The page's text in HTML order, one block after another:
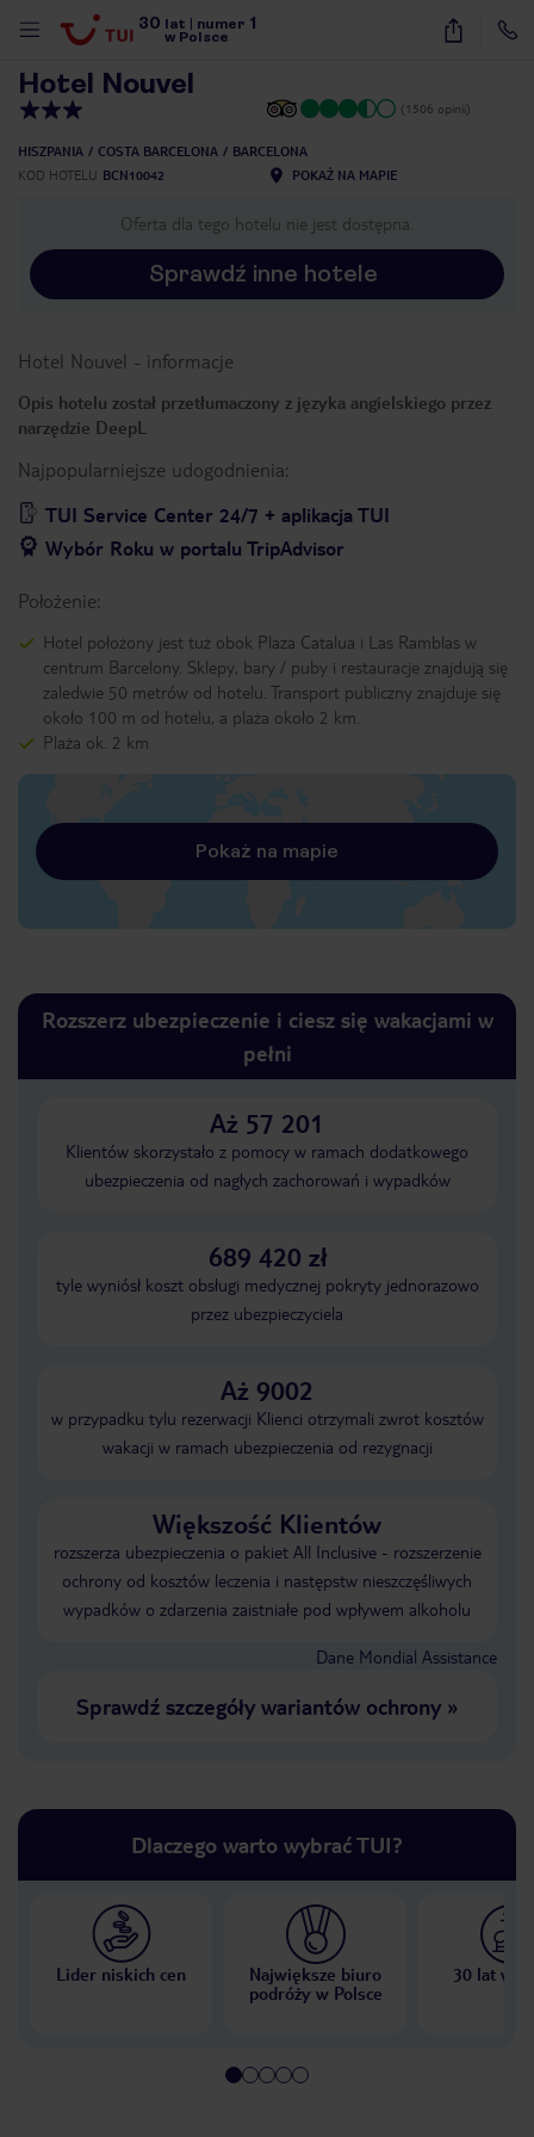
30 lat numer 1
w Polsce
40
Hotel Nouvel
(1506 opinii)
HISZPANIA COSTA BARCELONA
BARCELONA
KOD HOTELU BCN10042 POKAŻ NA MAPIE
Oferta dla tego hotelu nie jest dostępna.
Sprawdź inne hotele
Hotel Nouvel - informacje
Opis hotelu został przetłumaczony z języka angielskiego przez
narzędzie DeepL
Najpopularniejsze udogodnienia:
TUI Service Center 24/7 + aplikacja TUI
Wybór Roku w portalu TripAdvisor
Położenie:
Hotel położony jest tuż obok Plaza Catalua i Las Ramblas w
centrum Barcelony. Sklepy, bary / puby i restauracje znajdują się
zaledwie 50 metrów od hotelu. Transport publiczny znajduje się
około 100 m od hotelu, a plaża około 2 km.
Plaża ok. 2 km
Pokaż na mapie
Rozszerz ubezpieczenie i ciesz się wakacjami w
pełni
Aż 57 201
Klientów skorzystało z pomocy w ramach dodatkowego
ubezpieczenia od nagłych zachorowań i wypadków
689 420 zł
tyle wyniósł koszt obsługi medycznej pokryty jednorazowo
przez ubezpieczyciela
Aż 9002
w przypadku tylu rezerwacji Klienci otrzymali zwrot kosztów
wakacji w ramach ubezpieczenia od rezygnacji
Większość Klientów
rozszerza ubezpieczenia o pakiet All Inclusive - rozszerzenie
ochrony od kosztów leczenia i następstw nieszczęśliwych
wypadków o zdarzenia zaistniałe pod wpływem alkoholu
Dane Mondial Assistance
Sprawdź szczegóły wariantów ochrony»
Dlaczego warto wybrać TUI?
Lider niskich cen
Największe biuro
podróży w Polsce
30 lat w